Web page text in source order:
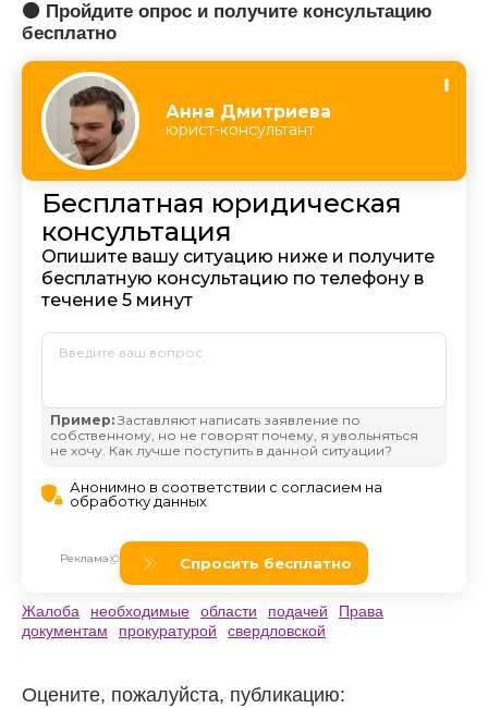
🟠 Пройдите опрос и получите консультацию
бесплатно
Жалоба необходимые области подачей
Права
документам
прокуратурой свердловской
Оцените, пожалуйста, публикацию: